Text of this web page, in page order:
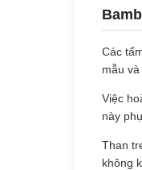
Các
mẫu
Việc
này
Than
không